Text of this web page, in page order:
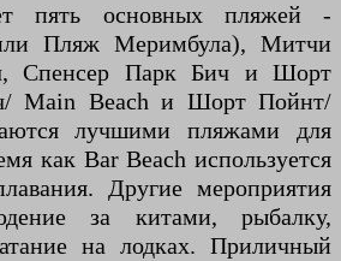
пять основных пляжей -
Пляж Меримбула), Митчи
Спенсер Парк Бич и Шорт
Main Beach и Шорт Пойнт/
лучшими пляжами для
как Bar Beach используется
Другие мероприятия
за китами, рыбалку,
на лодках. Приличный